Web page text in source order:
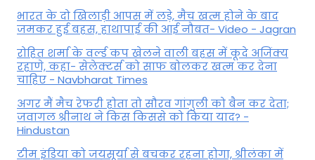
भारत के दो खिलाड़ी आपस में लड़े, मैच खत्म होने के बाद
जमकर हुई बहस, हाथापाई की आई नौबत- Video - Jagran
रोहित शर्मा के वर्ल्ड कप खेलने वाली बहस में कूदे अजिंक्य
रहाणे, कहा- सेलेक्टर्स को साफ बोलकर खत्म कर देना
चाहिए - Navbharat Times
अगर मैं मैच रेफरी होता तो सौरव गांगुली को बैन कर देता;
जवागल श्रीनाथ ने किस किससे को किया याद? -
Hindustan
टीम इंडिया को जयसूर्या से बचकर रहना होगा, श्रीलंका में